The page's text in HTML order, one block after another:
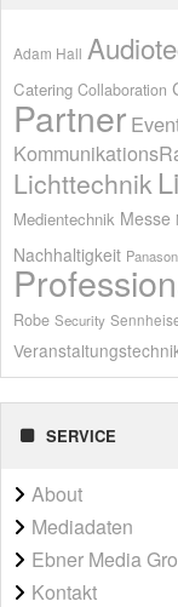
Adam Hall
Catering Collaboration
Partner
Lichttechnik
Medientechnik Messe
Nachhaltigkeit
Robe Security
SERVICE
About
Mediadaten
Ebner Media
Kontakt